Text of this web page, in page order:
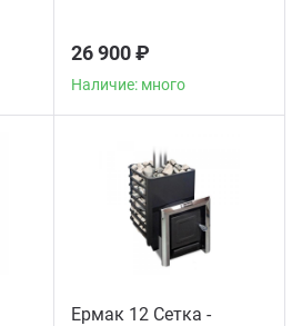
26 900 ₽
Наличие: много
Ермак 12 Сетка -